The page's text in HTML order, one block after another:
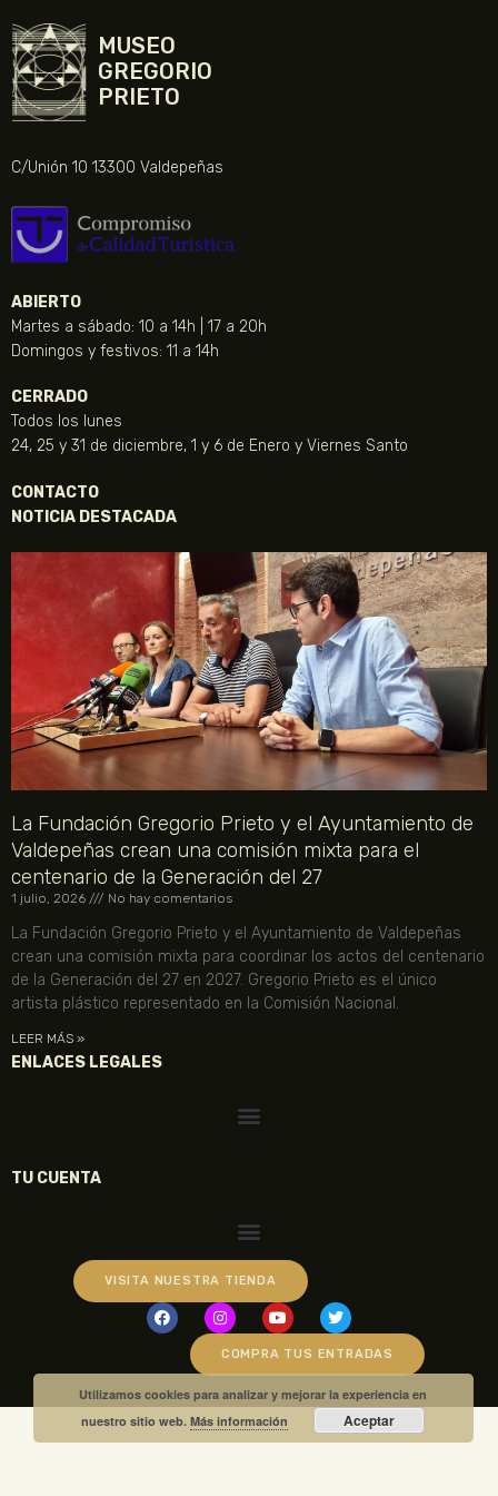
MUSEO
GREGORIO
PRIETO
C/Unión 10 13300 Valdepeñas
ABIERTO
Martes a sábado: 10 a 14h | 17 a 20h
Domingos y festivos: 11 a 14h
CERRADO
Todos los lunes
24, 25 y 31 de diciembre, 1 y 6 de Enero y Viernes Santo
CONTACTO
NOTICIA DESTACADA
La Fundación Gregorio Prieto y el Ayuntamiento de
Valdepeñas crean una comisión mixta para el
centenario de la Generación del 27
1 julio, 2026 No hay comentarios
La Fundación Gregorio Prieto y el Ayuntamiento de Valdepeñas
crean una comisión mixta para coordinar los actos del centenario
de la Generación del 27 en 2027. Gregorio Prieto es el único
artista plástico representado en la Comisión Nacional.
LEER MÁS »
ENLACES LEGALES
TU CUENTA
VISITA NUESTRA TIENDA
COMPRA TUS ENTRADAS
Utilizamos cookies para analizar y mejorar la experiencia en
nuestro sitio web.Más información Aceptar